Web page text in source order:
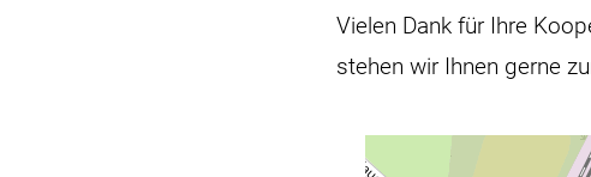
Vielen Dank für Ihre
stehen wir Ihnen gerne